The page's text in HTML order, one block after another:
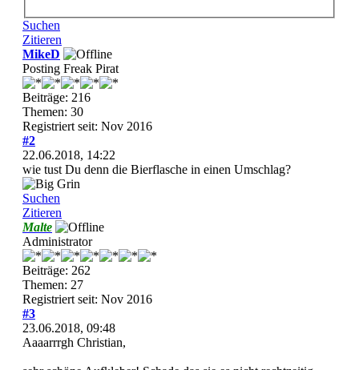
Suchen
Zitieren
MikeD
Posting Freak Pirat
Beiträge: 216
Themen: 30
Registriert seit: Nov 2016
#2
22.06.2018, 14:22
wie tust Du denn die Bierflasche in einen Umschlag?
Suchen
Zitieren
Malte
Administrator
Beiträge: 262
Themen: 27
Registriert seit: Nov 2016
#3
23.06.2018, 09:48
Aaaarrrgh Christian,